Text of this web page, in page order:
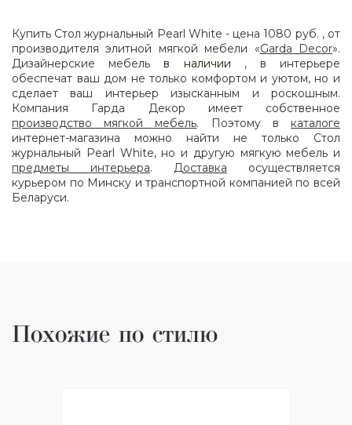
Купить Стол журнальный Pearl White - цена 1080 руб. , от
производителя элитной мягкой мебели «Garda Decor».
Дизайнерские мебель в наличии , в интерьере
обеспечат ваш дом не только комфортом и уютом, но и
сделает ваш интерьер изысканным и роскошным.
Компания Гарда Декор имеет собственное
производство мягкой мебель. Поэтому в каталоге
интернет-магазина можно найти не только Стол
журнальный Pearl White, но и другую мягкую мебель и
предметы интерьера. Доставка осуществляется
курьером по Минску и транспортной компанией по всей
Беларуси.
Похожие по стилю